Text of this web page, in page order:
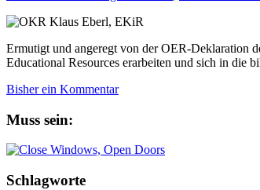
Ermutigt und angeregt von der OER-Deklaration
Educational Resources erarbeiten und sich in die
Bisher ein Kommentar
Muss sein:
Schlagworte